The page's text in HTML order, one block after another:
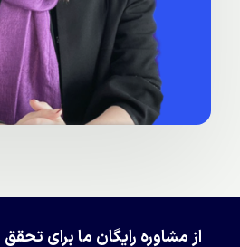
از مشاوره رایگان ما برای